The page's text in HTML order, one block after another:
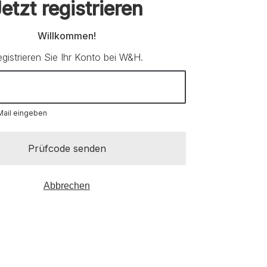
registrieren
Willkommen!
Sie Ihr Konto bei W&H.
eingeben
Prüfcode senden
Abbrechen